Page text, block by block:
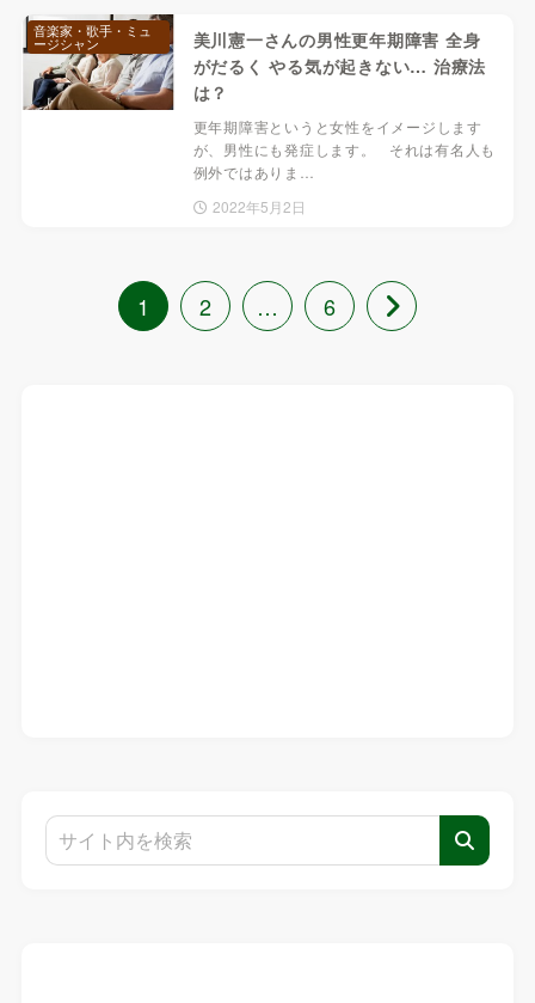
美川憲一さんの男性更年期障害 全身
がだるく やる気が起きない… 治療法
は？
更年期障害というと女性をイメージします
が、男性にも発症します。 それは有名人も
例外ではありま…
2022年5月2日
音楽家・歌手・ミュ
ージシャン
1 2 … 6